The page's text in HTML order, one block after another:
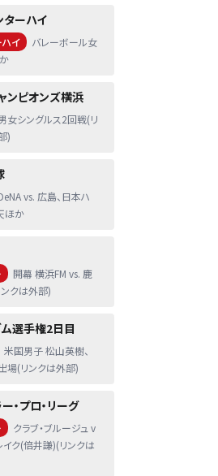
ターハイ
ハイ
バレーボール女
ンピオンズ横浜
女シングルス2回戦(リ
)
vs. 広島、日本ハ
ほか
開幕 横浜FM vs. 鹿
クは外部)
ム選手権2日目
米国男子 松山英樹、
場(リンクは外部)
・プロ・リーグ
クラブ・ブルージュ v
イク(倍井謙)(リンクは